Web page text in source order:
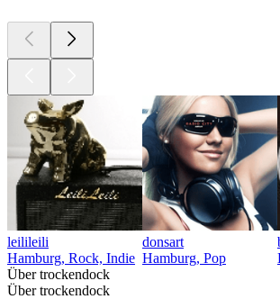
leilileili
Hamburg, Rock, Indie
donsart
Hamburg, Pop
Über trockendock
Über trockendock